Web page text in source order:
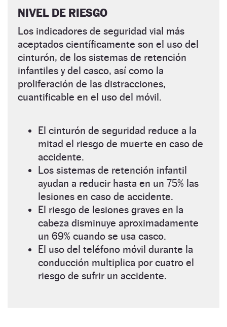
NIVEL DE RIESGO
Los indicadores de seguridad vial más
aceptados científicamente son el uso del
cinturón, de los sistemas de retención
infantiles y del casco, así como la
proliferación de las distracciones,
cuantificable en el uso del móvil.
El cinturón de seguridad reduce a la
mitad el riesgo de muerte en caso de
accidente.
Los sistemas de retención infantil
ayudan a reducir hasta en un 75% las
lesiones en caso de accidente.
El riesgo de lesiones graves en la
cabeza disminuye aproximadamente
un 69% cuando se usa casco.
El uso del teléfono móvil durante la
conducción multiplica por cuatro el
riesgo de sufrir un accidente.